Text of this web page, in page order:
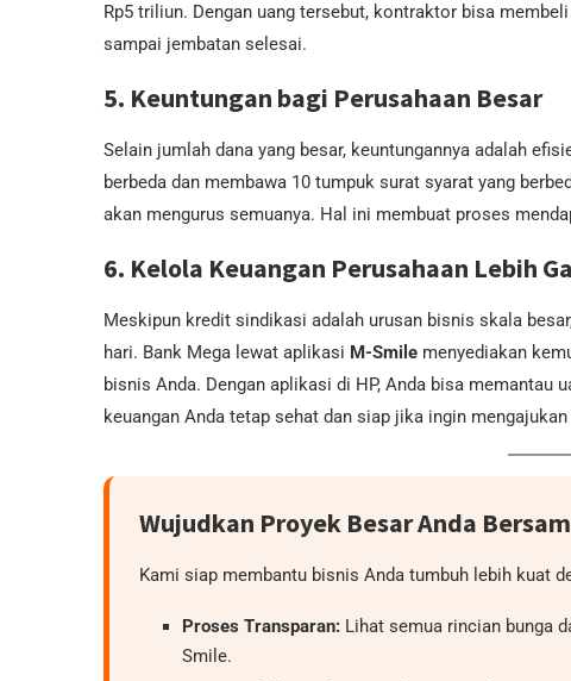
Rp5 triliun. Dengan uang tersebut, kontraktor bisa
sampai jembatan selesai.
5. Keuntungan bagi Perusahaan Besar
Selain jumlah dana yang besar, keuntungannya adalah
berbeda dan membawa 10 tumpuk surat syarat yang
akan mengurus semuanya. Hal ini membuat proses
6. Kelola Keuangan Perusahaan Lebih
Meskipun kredit sindikasi adalah urusan bisnis skala
hari. Bank Mega lewat aplikasi M-Smile menyediakan
bisnis Anda. Dengan aplikasi di HP, Anda bisa memantau
keuangan Anda tetap sehat dan siap jika ingin
Wujudkan Proyek Besar Anda
Kami siap membantu bisnis Anda tumbuh lebih kuat
Proses Transparan: Lihat semua rincian bunga
Smile.